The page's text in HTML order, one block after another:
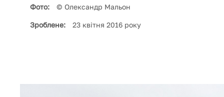
Фото: © Олександр Мальон
Зроблене: 23 квітня 2016 року